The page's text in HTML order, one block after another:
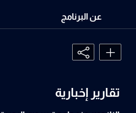
عن البرنامج
تقارير إخبارية